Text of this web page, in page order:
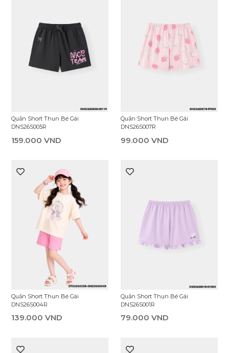
Quần Short Thun Bé Gái
DNS26S005R
159.000 VND
Quần Short Thun Bé Gái
DNS26S007R
99.000 VND
Quần Short Thun Bé Gái
DNS26S004R
139.000 VND
Quần Short Thun Bé Gái
DNS26S001R
79.000 VND